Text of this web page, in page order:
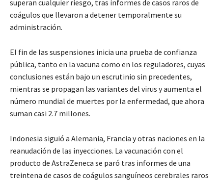
superan cualquier riesgo, tras informes de casos raros de
coágulos que llevaron a detener temporalmente su
administración.
El fin de las suspensiones inicia una prueba de confianza
pública, tanto en la vacuna como en los reguladores, cuyas
conclusiones están bajo un escrutinio sin precedentes,
mientras se propagan las variantes del virus y aumenta el
número mundial de muertes por la enfermedad, que ahora
suman casi 2.7 millones.
Indonesia siguió a Alemania, Francia y otras naciones en la
reanudación de las inyecciones. La vacunación con el
producto de AstraZeneca se paró tras informes de una
treintena de casos de coágulos sanguíneos cerebrales raros